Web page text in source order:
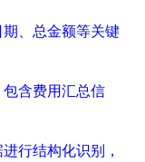
、总金额等关键
含费用汇总信
行结构化识别，